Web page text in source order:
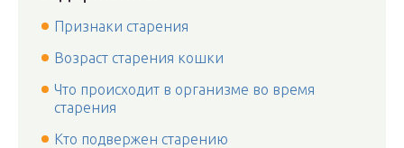
Признаки старения
Возраст старения кошки
Что происходит в организме во время
старения
Кто подвержен старению